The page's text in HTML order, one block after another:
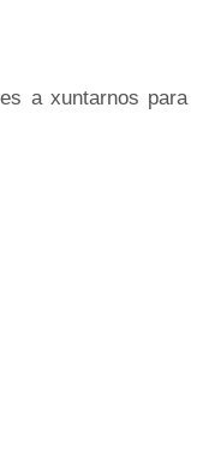
a xuntarnos para